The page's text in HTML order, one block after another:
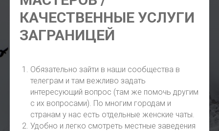
КАЧЕСТВЕННЫЕ УСЛУГИ
ЗАГРАНИЦЕЙ
Обязательно зайти в наши сообщества в
телеграм и там вежливо задать
интересующий вопрос (там же помочь другим
с их вопросами). По многим городам и
странам у нас есть отдельные женские чаты.
Удобно и легко смотреть местные заведения